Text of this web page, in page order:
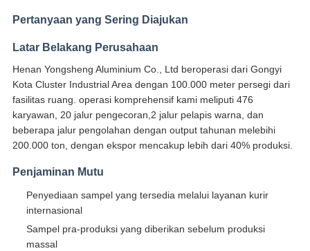
Pertanyaan yang Sering Diajukan
Latar Belakang Perusahaan
Henan Yongsheng Aluminium Co., Ltd beroperasi dari Gongyi
Kota Cluster Industrial Area dengan 100.000 meter persegi dari
fasilitas ruang. operasi komprehensif kami meliputi 476
karyawan, 20 jalur pengecoran,2 jalur pelapis warna, dan
beberapa jalur pengolahan dengan output tahunan melebihi
200.000 ton, dengan ekspor mencakup lebih dari 40% produksi.
Penjaminan Mutu
Penyediaan sampel yang tersedia melalui layanan kurir
internasional
Sampel pra-produksi yang diberikan sebelum produksi
massal